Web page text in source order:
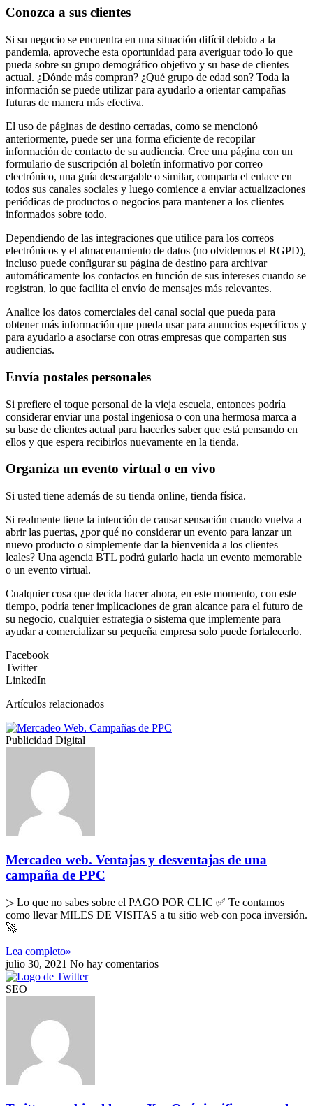
Conozca a sus clientes
Si su negocio se encuentra en una situación difícil debido a la
pandemia, aproveche esta oportunidad para averiguar todo lo que
pueda sobre su grupo demográfico objetivo y su base de clientes
actual. ¿Dónde más compran? ¿Qué grupo de edad son? Toda la
información se puede utilizar para ayudarlo a orientar campañas
futuras de manera más efectiva.
El uso de páginas de destino cerradas, como se mencionó
anteriormente, puede ser una forma eficiente de recopilar
información de contacto de su audiencia. Cree una página con un
formulario de suscripción al boletín informativo por correo
electrónico, una guía descargable o similar, comparta el enlace en
todos sus canales sociales y luego comience a enviar actualizaciones
periódicas de productos o negocios para mantener a los clientes
informados sobre todo.
Dependiendo de las integraciones que utilice para los correos
electrónicos y el almacenamiento de datos (no olvidemos el RGPD),
incluso puede configurar su página de destino para archivar
automáticamente los contactos en función de sus intereses cuando se
registran, lo que facilita el envío de mensajes más relevantes.
Analice los datos comerciales del canal social que pueda para
obtener más información que pueda usar para anuncios específicos y
para ayudarlo a asociarse con otras empresas que comparten sus
audiencias.
Envía postales personales
Si prefiere el toque personal de la vieja escuela, entonces podría
considerar enviar una postal ingeniosa o con una hermosa marca a
su base de clientes actual para hacerles saber que está pensando en
ellos y que espera recibirlos nuevamente en la tienda.
Organiza un evento virtual o en vivo
Si usted tiene además de su tienda online, tienda física.
Si realmente tiene la intención de causar sensación cuando vuelva a
abrir las puertas, ¿por qué no considerar un evento para lanzar un
nuevo producto o simplemente dar la bienvenida a los clientes
leales? Una agencia BTL podrá guiarlo hacia un evento memorable
o un evento virtual.
Cualquier cosa que decida hacer ahora, en este momento, con este
tiempo, podría tener implicaciones de gran alcance para el futuro de
su negocio, cualquier estrategia o sistema que implemente para
ayudar a comercializar su pequeña empresa solo puede fortalecerlo.
Facebook
Twitter
LinkedIn
Artículos relacionados
Publicidad Digital
Mercadeo web. Ventajas y desventajas de una
campaña de PPC
▷ Lo que no sabes sobre el PAGO POR CLIC ✅ Te contamos
como llevar MILES DE VISITAS a tu sitio web con poca inversión.
🚀
Lea completo»
julio 30, 2021 No hay comentarios
SEO